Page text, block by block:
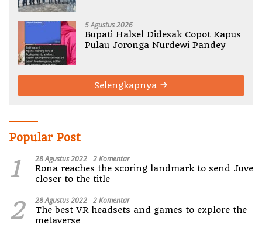
5 Agustus 2026
Bupati Halsel Didesak Copot Kapus
Pulau Joronga Nurdewi Pandey
Selengkapnya
Popular Post
1 28 Agustus 2022 2 Komentar
Rona reaches the scoring landmark to send Juve
closer to the title
2 28 Agustus 2022 2 Komentar
The best VR headsets and games to explore the
metaverse